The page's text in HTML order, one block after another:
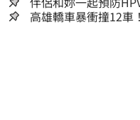
高雄轎車暴衝撞12